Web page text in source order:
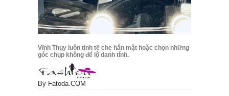
Vĩnh Thụy luôn tinh tế che hẳn mặt hoặc chọn những
góc chụp không để lộ danh tính.
By Fatoda.COM